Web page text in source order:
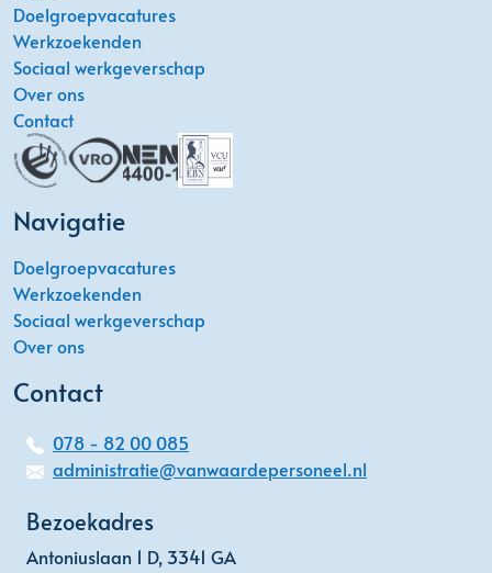
Doelgroepvacatures
Werkzoekenden
Sociaal werkgeverschap
Over ons
Contact
Navigatie
Doelgroepvacatures
Werkzoekenden
Sociaal werkgeverschap
Over ons
Contact
078 - 82 00 085
administratie@vanwaardepersoneel.nl
Bezoekadres
Antoniuslaan 1 D, 3341 GA